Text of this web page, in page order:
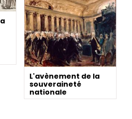
L'avènement de la
souveraineté
nationale